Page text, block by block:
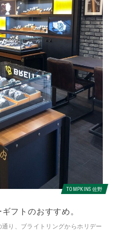
TOMPKINS 佐野
フトのおすすめ。
り、ブライトリングからホリデー